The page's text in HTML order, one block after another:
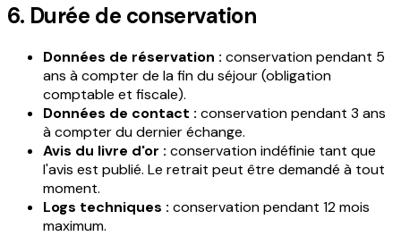
6. Durée de conservation
Données de réservation : conservation pendant 5
ans à compter de la fin du séjour (obligation
comptable et fiscale).
Données de contact : conservation pendant 3 ans
à compter du dernier échange.
Avis du livre d'or : conservation indéfinie tant que
l'avis est publié. Le retrait peut être demandé à tout
moment.
Logs techniques : conservation pendant 12 mois
maximum.